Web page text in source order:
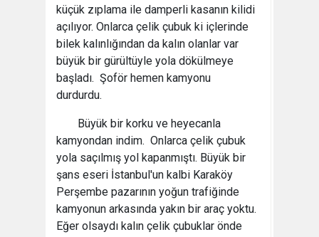
küçük zıplama ile damperli kasanın kilidi
açılıyor. Onlarca çelik çubuk ki içlerinde
bilek kalınlığından da kalın olanlar var
büyük bir gürültüyle yola dökülmeye
başladı. Şoför hemen kamyonu
durdurdu.
Büyük bir korku ve heyecanla
kamyondan indim. Onlarca çelik çubuk
yola saçılmış yol kapanmıştı. Büyük bir
şans eseri İstanbul'un kalbi Karaköy
Perşembe pazarının yoğun trafiğinde
kamyonun arkasında yakın bir araç yoktu.
Eğer olsaydı kalın çelik çubuklar önde